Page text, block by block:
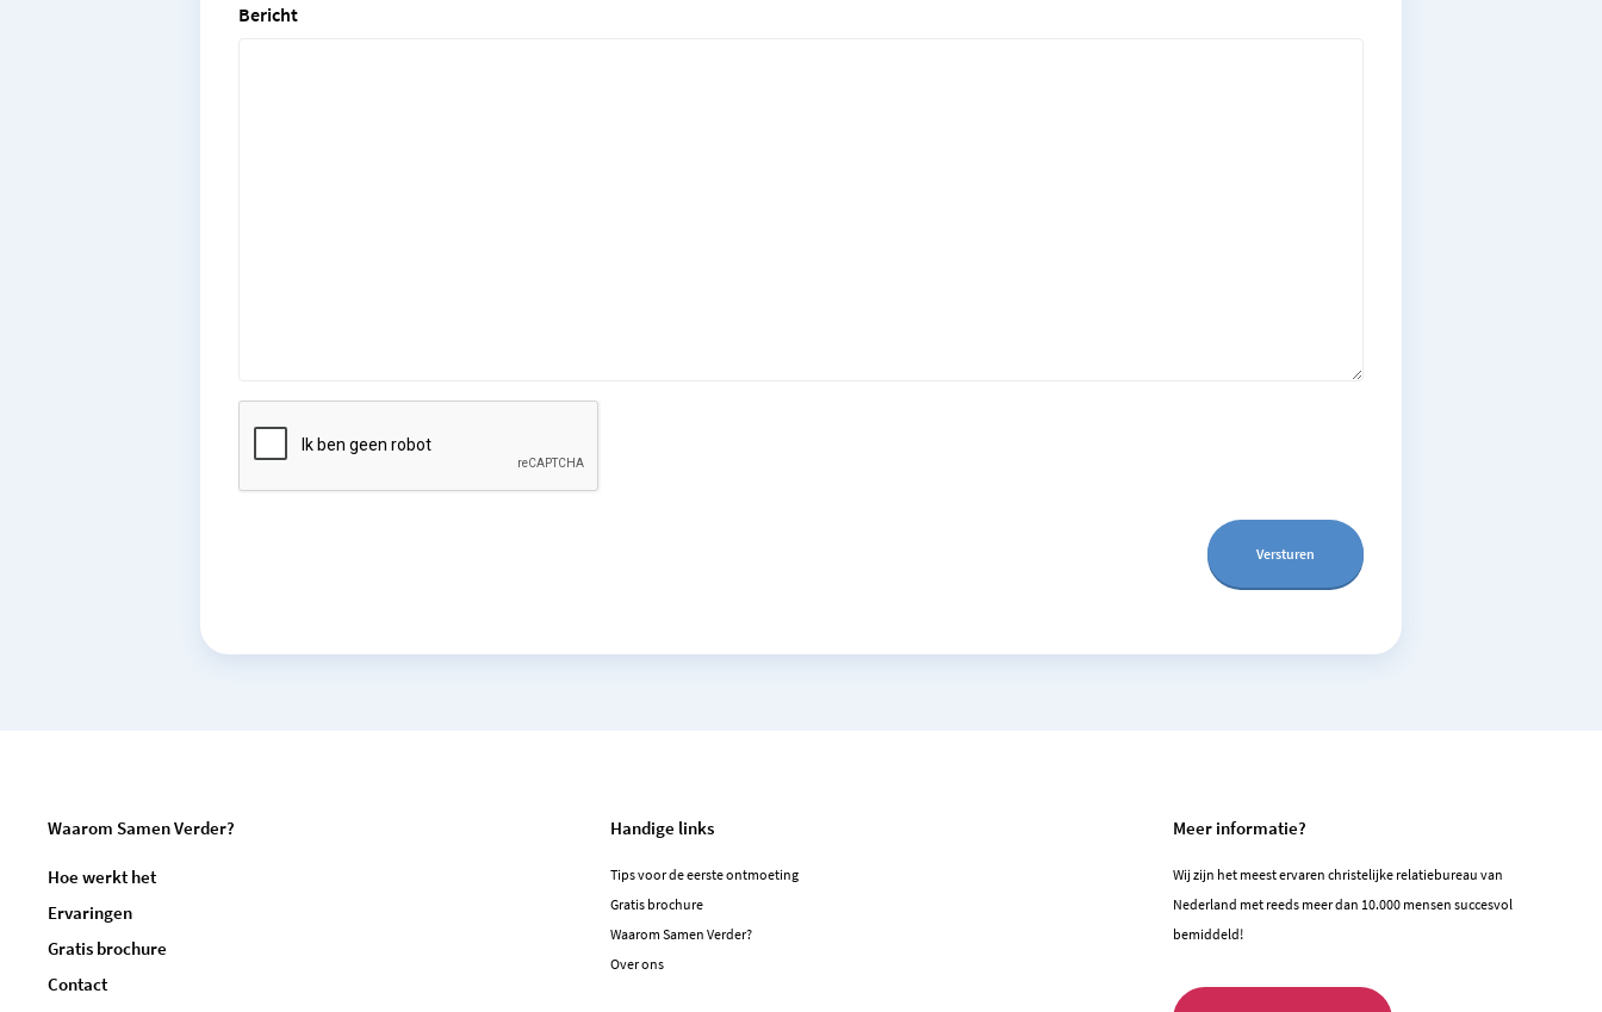
Bericht
Waarom Samen Verder?
Hoe werkt het
Ervaringen
Gratis brochure
Contact
Handige links
Tips voor de eerste ontmoeting
Gratis brochure
Waarom Samen Verder?
Over ons
Meer informatie?
Wij zijn het meest ervaren christelijke relatiebureau van
Nederland met reeds meer dan 10.000 mensen succesvol
bemiddeld!